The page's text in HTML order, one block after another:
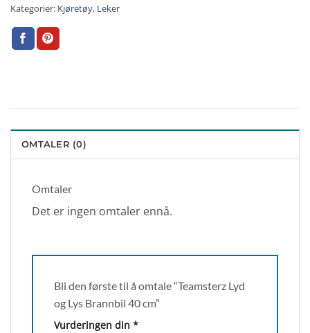
Kategorier: Kjøretøy, Leker
OMTALER (0)
Omtaler
Det er ingen omtaler ennå.
Bli den første til å omtale “Teamsterz Lyd
og Lys Brannbil 40 cm”
Vurderingen din *